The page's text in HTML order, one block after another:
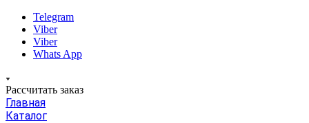
Telegram
Viber
Viber
Whats App
Рассчитать заказ
Главная
Каталог